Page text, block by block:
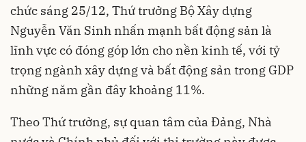
chức sáng 25/12, Thứ trưởng Bộ Xây dựng
Nguyễn Văn Sinh nhấn mạnh bất động sản là
lĩnh vực có đóng góp lớn cho nền kinh tế, với tỷ
trọng ngành xây dựng và bất động sản trong GDP
những năm gần đây khoảng 11%.
Theo Thứ trưởng, sự quan tâm của Đảng, Nhà